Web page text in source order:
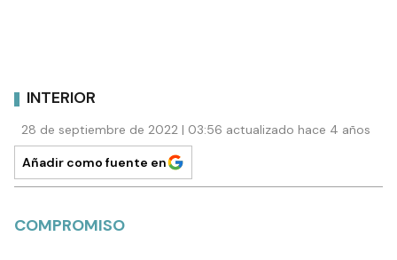
INTERIOR
28 de septiembre de 2022 | 03:56 actualizado hace 4 años
Añadir como fuente en
COMPROMISO